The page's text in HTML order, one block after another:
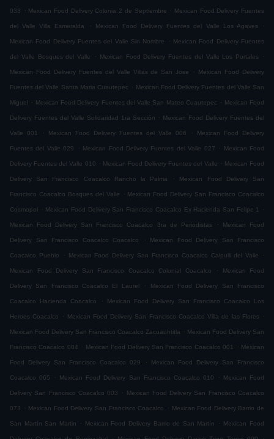
033 . Mexican Food Delivery Colonia 2 de Septiembre . Mexican Food Delivery Fuentes
del Valle Villa Esmeralda . Mexican Food Delivery Fuentes del Valle Los Agaves .
Mexican Food Delivery Fuentes del Valle Sin Nombre . Mexican Food Delivery Fuentes
del Valle Bosques del Valle . Mexican Food Delivery Fuentes del Valle Los Portales .
Mexican Food Delivery Fuentes del Valle Villas de San Jose . Mexican Food Delivery
Fuentes del Valle Santa Maria Cuautepec . Mexican Food Delivery Fuentes del Valle San
Miguel . Mexican Food Delivery Fuentes del Valle San Mateo Cuautepec . Mexican Food
Delivery Fuentes del Valle Solidaridad 1ra Sección . Mexican Food Delivery Fuentes del
Valle 001 . Mexican Food Delivery Fuentes del Valle 006 . Mexican Food Delivery
Fuentes del Valle 029 . Mexican Food Delivery Fuentes del Valle 027 . Mexican Food
Delivery Fuentes del Valle 010 . Mexican Food Delivery Fuentes del Valle . Mexican Food
Delivery San Francisco Coacalco Rancho la Palma . Mexican Food Delivery San
Francisco Coacalco Bosques del Valle . Mexican Food Delivery San Francisco Coacalco
Cosmopol . Mexican Food Delivery San Francisco Coacalco Ex Hacienda San Felipe 1 .
Mexican Food Delivery San Francisco Coacalco 3ra de Periodistas . Mexican Food
Delivery San Francisco Coacalco Coacalco . Mexican Food Delivery San Francisco
Coacalco Pueblo . Mexican Food Delivery San Francisco Coacalco Calpulli del Valle .
Mexican Food Delivery San Francisco Coacalco Colonial Coacalco . Mexican Food
Delivery San Francisco Coacalco El Laurel . Mexican Food Delivery San Francisco
Coacalco Hacienda Coacalco . Mexican Food Delivery San Francisco Coacalco Los
Heroes Coacalco . Mexican Food Delivery San Francisco Coacalco Villa de las Flores .
Mexican Food Delivery San Francisco Coacalco Zacuauhtitla . Mexican Food Delivery San
Francisco Coacalco 004 . Mexican Food Delivery San Francisco Coacalco 001 . Mexican
Food Delivery San Francisco Coacalco 029 . Mexican Food Delivery San Francisco
Coacalco 065 . Mexican Food Delivery San Francisco Coacalco 010 . Mexican Food
Delivery San Francisco Coacalco 003 . Mexican Food Delivery San Francisco Coacalco
073 . Mexican Food Delivery San Francisco Coacalco . Mexican Food Delivery Barrio de
San Martín San Martin . Mexican Food Delivery Barrio de San Martín . Mexican Food
. .